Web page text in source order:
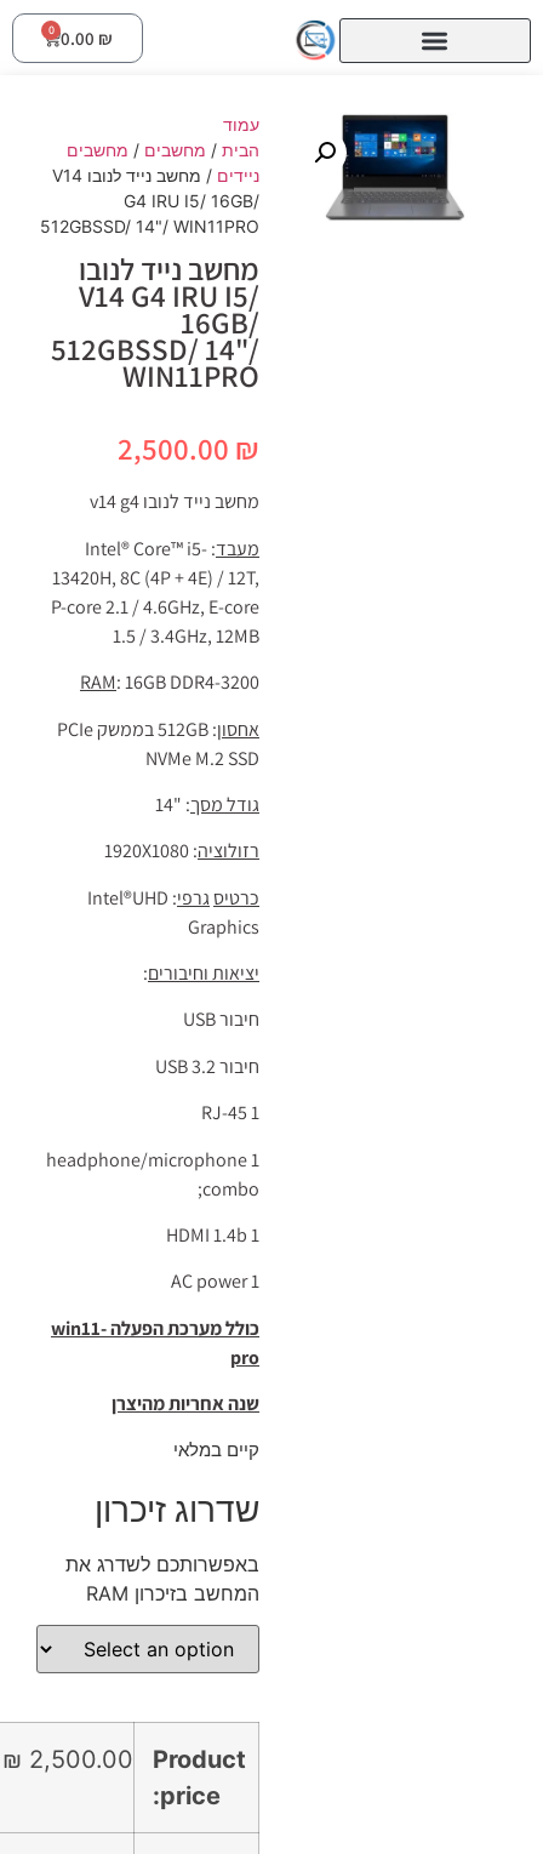
0.00
0
עמוד
הבית/מחשבים/ מחשבים
ניידים
/ מחשב נייד לנובו V14
G4 IRU I5/ 16GB/
512GBSSD/ 14"/ WIN11PRO
מחשב נייד לנובו
V14 G4 IRU I5/
16GB/
512GBSSD/ 14"/
WIN11PRO
2,500.00₪
מחשב נייד לנובו v14 g4
מעבד : Intel® Core™ i5-
13420H, 8C (4P + 4E) / 12T,
P-core 2.1 / 4.6GHz, E-core
1.5 / 3.4GHz, 12MB
RAM: 16GB DDR4-3200
אחסון
: 512GB בממשק PCIe
NVMe M.2 SSD
גודל מסך: "14
רזולוציה: 1920X1080
כרטיסגרפי : Intel®UHD
Graphics
יציאות וחיבורים:
חיבור USB
חיבור USB 3.2
1 headphone/microphone
combo;
כולל מערכת הפעלה win11-
pro
שנה אחריות מהיצרן
קיים במלאי
שדרוג זיכרון
באפשרותכם לשדרג את
המחשב בזיכרון RAM
Product
price:
2,500.00
₪
רוצים לשמוע על טיפים,
מבצעים
והטבות לפני כולם?